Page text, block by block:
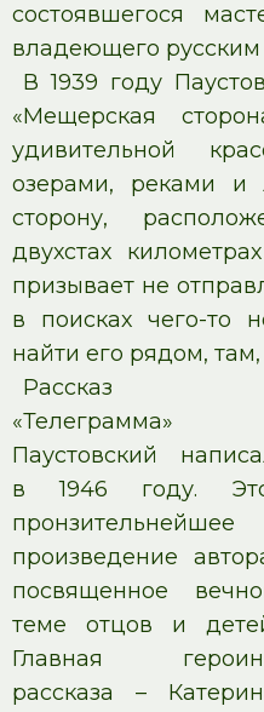
состоявшегося
владеющего
В 1939 году
«Мещерская
удивительной
озерами, реками
сторону,
двухстах
призывает не
в поисках чего-то
найти его рядом,
Рассказ
«Телеграмма»
Паустовский
в 1946 году.
пронзительнейшее
произведение
посвященное
теме отцов и
Главная
рассказа –